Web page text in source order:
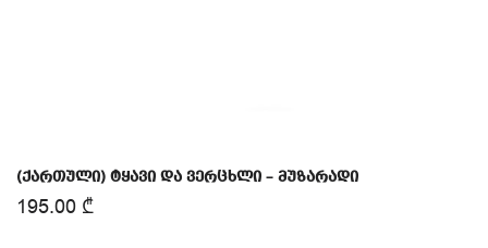
(ქართული) ტყავი და ვერცხლი – მუზარადი
195.00 ₾